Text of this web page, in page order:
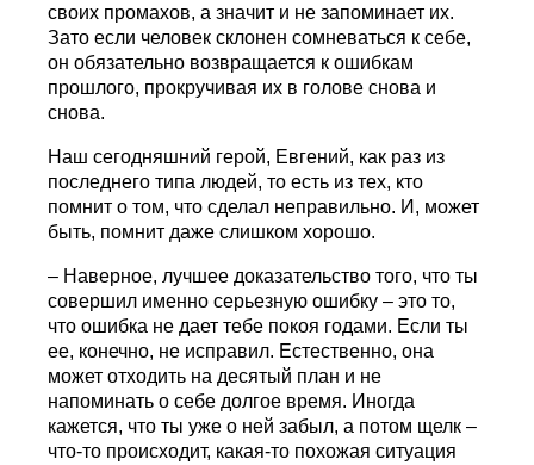
своих промахов, а значит и не запоминает их.
Зато если человек склонен сомневаться к себе,
он обязательно возвращается к ошибкам
прошлого, прокручивая их в голове снова и
снова.
Наш сегодняшний герой, Евгений, как раз из
последнего типа людей, то есть из тех, кто
помнит о том, что сделал неправильно. И, может
быть, помнит даже слишком хорошо.
– Наверное, лучшее доказательство того, что ты
совершил именно серьезную ошибку – это то,
что ошибка не дает тебе покоя годами. Если ты
ее, конечно, не исправил. Естественно, она
может отходить на десятый план и не
напоминать о себе долгое время. Иногда
кажется, что ты уже о ней забыл, а потом щелк –
что-то происходит, какая-то похожая ситуация